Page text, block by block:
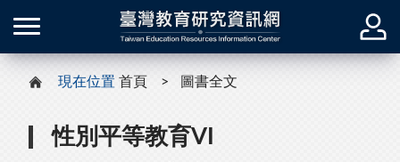
現在位置 首頁 圖書全文
性別平等教育VI